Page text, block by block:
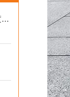
德瑞检测DR-H201厂家：解决温湿度漂移滞后2026选型标准